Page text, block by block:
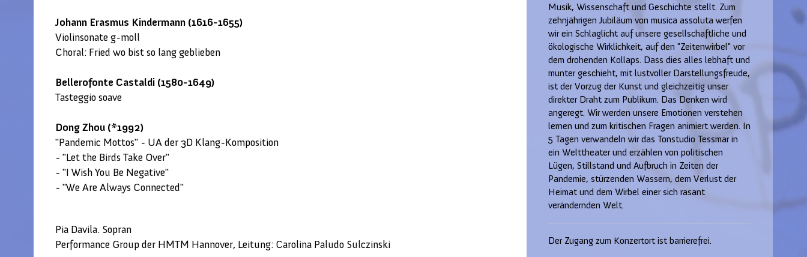
Johann Erasmus Kindermann (1616-1655)
Violinsonate g-moll
Choral: Fried wo bist so lang geblieben
Bellerofonte Castaldi (1580-1649)
Tasteggio soave
Dong Zhou (*1992)
"Pandemic Mottos" - UA der 3D Klang-Komposition
- "Let the Birds Take Over"
- "I Wish You Be Negative"
- "We Are Always Connected"
Pia Davila. Sopran
Performance Group der HMTM Hannover, Leitung: Carolina Paludo Sulczinski
Musik, Wissenschaft und Geschichte stellt. Zum
zehnjährigen Jubiläum von musica assoluta werfen
wir ein Schlaglicht auf unsere gesellschaftliche und
ökologische Wirklichkeit, auf den "Zeitenwirbel" vor
dem drohenden Kollaps. Dass dies alles lebhaft und
munter geschieht, mit lustvoller Darstellungsfreude,
ist der Vorzug der Kunst und gleichzeitig unser
direkter Draht zum Publikum. Das Denken wird
angeregt. Wir werden unsere Emotionen verstehen
lernen und zum kritischen Fragen animiert werden. In
5 Tagen verwandeln wir das Tonstudio Tessmar in
ein Welttheater und erzählen von politischen
Lügen, Stillstand und Aufbruch in Zeiten der
Pandemie, stürzenden Wassern, dem Verlust der
Heimat und dem Wirbel einer sich rasant
verändernden Welt.
Der Zugang zum Konzertort ist barrierefrei.